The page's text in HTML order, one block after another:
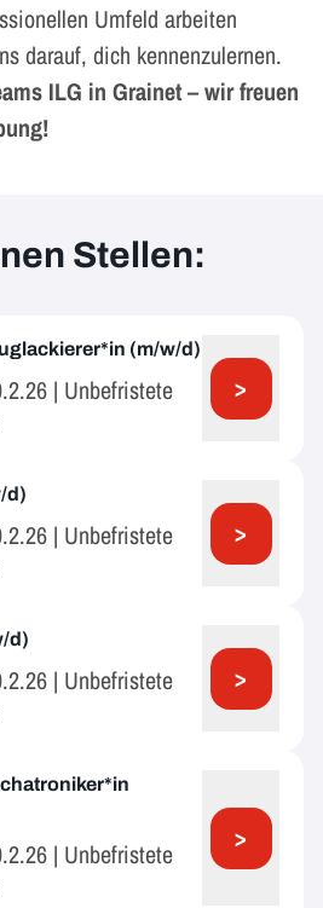
Umfeld arbeiten
darauf, dich kennenzulernen.
ILG in Grainet – wir freuen
Stellen:
(m/w/d)
| Unbefristete
>
d)
| Unbefristete
>
d)
| Unbefristete
>
| Unbefristete
>